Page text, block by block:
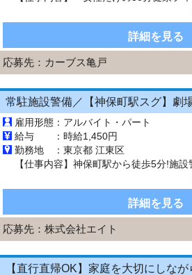
詳細を見る
応募先： カーブス亀戸
雇用形態： アルバイト・パート
給与 ： 時給1,450円
勤務地 ： 東京都 江東区
詳細を見る
応募先： 株式会社エイト